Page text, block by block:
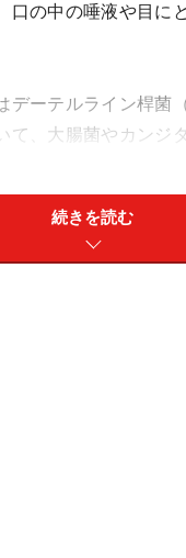
口の中の唾液や目に
デーテルライン桿菌
て、大腸菌やカンジ
たりすると、膣内の
なってしまいます。
続きを読む